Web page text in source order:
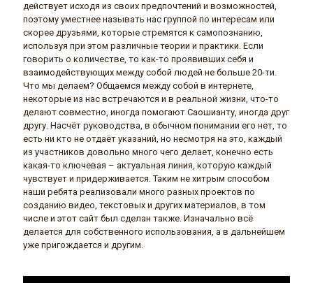
действует исходя из своих предпочтений и возможностей,
поэтому уместнее называть нас группой по интересам или
скорее друзьями, которые стремятся к самопознанию,
используя при этом различные теории и практики. Если
говорить о количестве, то как-то проявивших себя и
взаимодействующих между собой людей не больше 20-ти.
Что мы делаем? Общаемся между собой в интернете,
некоторые из нас встречаются и в реальной жизни, что-то
делают совместно, иногда помогают Саошианту, иногда друг
другу. Насчёт руководства, в обычном понимании его нет, то
есть ни кто не отдаёт указаний, но несмотря на это, каждый
из участников довольно много чего делает, конечно есть
какая-то ключевая – актуальная линия, которую каждый
чувствует и придерживается. Таким не хитрым способом
наши ребята реализовали много разных проектов по
созданию видео, текстовых и других материалов, в том
числе и этот сайт был сделан также. Изначально всё
делается для собственного использования, а в дальнейшем
уже пригождается и другим.